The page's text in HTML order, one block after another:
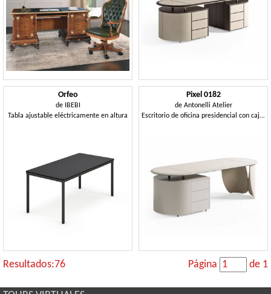
Orfeo
de
IBEBI
Tabla ajustable eléctricamente en altura
Pixel 0182
de Antonelli Atelier
Escritorio de oficina presidencial con cajones
Resultados:76 Página de 1